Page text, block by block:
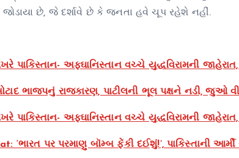
જોડાયા છે, જે દર્શાવે છે કે જનતા હવે ચૂપ રહેશે નહીં.
પાકિસ્તાન- અફઘાનિસ્તાન વચ્ચે યુદ્ધવિરામની
ભાજપનું રાજકારણ, પાટીલની ભૂલ પક્ષને નડી, જુઓ
પાકિસ્તાન- અફઘાનિસ્તાન વચ્ચે યુદ્ધવિરામની
‘ભારત પર પરમાણુ બૉમ્બ ફેંકી દઈશું!’, પાકિસ્તાની